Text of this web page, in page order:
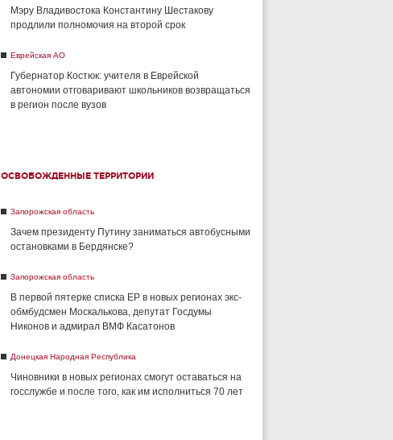
Мэру Владивостока Константину Шестакову
продлили полномочия на второй срок
Еврейская АО
Губернатор Костюк: учителя в Еврейской
автономии отговаривают школьников возвращаться
в регион после вузов
ОСВОБОЖДЕННЫЕ ТЕРРИТОРИИ
Запорожская область
Зачем президенту Путину заниматься автобусными
остановками в Бердянске?
Запорожская область
В первой пятерке списка ЕР в новых регионах экс-
обмбудсмен Москалькова, депутат Госдумы
Никонов и адмирал ВМФ Касатонов
Донецкая Народная Республика
Чиновники в новых регионах смогут оставаться на
госслужбе и после того, как им исполниться 70 лет